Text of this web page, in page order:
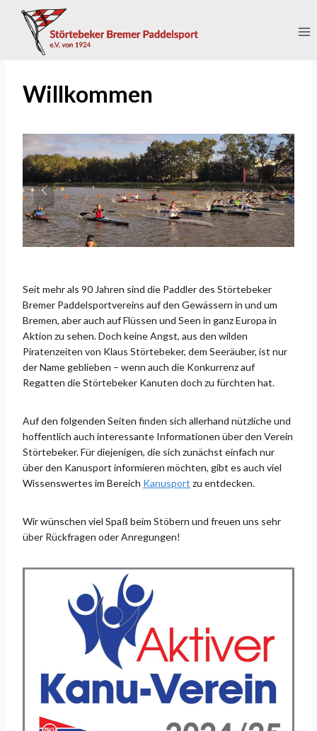
Inhalt
springen
Willkommen
Seit mehr als 90 Jahren sind die Paddler des Störtebeker
Bremer Paddelsportvereins auf den Gewässern in und um
Bremen, aber auch auf Flüssen und Seen in ganz Europa in
Aktion zu sehen. Doch keine Angst, aus den wilden
Piratenzeiten von Klaus Störtebeker, dem Seeräuber, ist nur
der Name geblieben – wenn auch die Konkurrenz auf
Regatten die Störtebeker Kanuten doch zu fürchten hat.
Auf den folgenden Seiten finden sich allerhand nützliche und
hoffentlich auch interessante Informationen über den Verein
Störtebeker. Für diejenigen, die sich zunächst einfach nur
über den Kanusport informieren möchten, gibt es auch viel
Wissenswertes im Bereich Kanusport zu entdecken.
Wir wünschen viel Spaß beim Stöbern und freuen uns sehr
über Rückfragen oder Anregungen!